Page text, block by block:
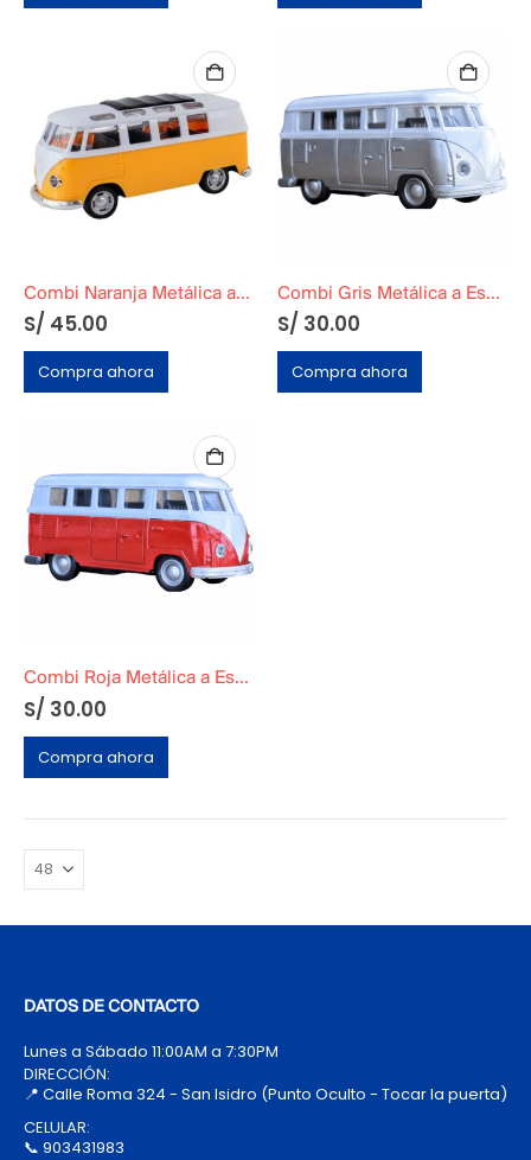
Combi Naranja Metálica a Escala
S/ 45.00
Compra ahora
Combi Gris Metálica a Escala
S/ 30.00
Compra ahora
Combi Roja Metálica a Escala
S/ 30.00
Compra ahora
DATOS DE CONTACTO
Lunes a Sábado 11:00AM a 7:30PM
DIRECCIÓN:
📍 Calle Roma 324 - San Isidro (Punto Oculto - Tocar la puerta)
CELULAR:
📞 903431983